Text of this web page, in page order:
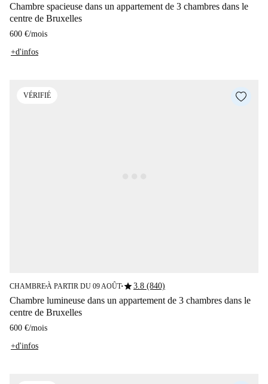
Chambre spacieuse dans un appartement de 3 chambres dans le
centre de Bruxelles
600 €/mois
+d'infos
VÉRIFIÉ
CHAMBRE■À PARTIR DU 09 AOÛT■star3.8 (840)
Chambre lumineuse dans un appartement de 3 chambres dans le
centre de Bruxelles
600 €/mois
+d'infos